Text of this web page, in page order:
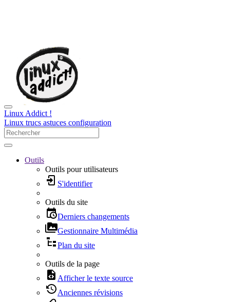
Linux Addict !
Linux trucs astuces configuration
Outils
Outils pour utilisateurs
S'identifier
Outils du site
Derniers changements
Gestionnaire Multimédia
Plan du site
Outils de la page
Afficher le texte source
Anciennes révisions